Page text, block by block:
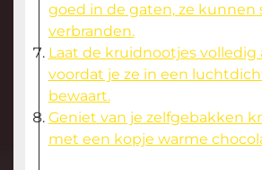
goed in de gaten, ze kunnen
verbranden.
Laat de kruidnootjes volledig
voordat je ze in een
bewaart.
Geniet van je zelfgebakken
met een kopje warme